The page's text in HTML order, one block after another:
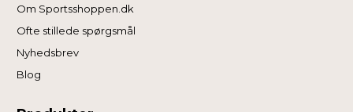
Om Sportsshoppen.dk
Ofte stillede spørgsmål
Nyhedsbrev
Blog